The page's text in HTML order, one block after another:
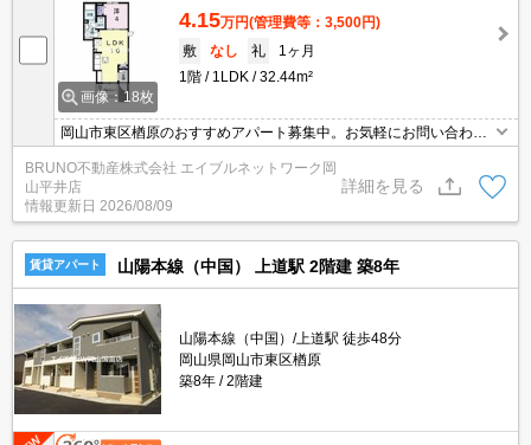
画像：18枚
4.15万円(管理費等：3,500円)
敷
なし 礼
1ヶ月
1階
1LDK 32.44m²
岡山市東区楢原のおすすめアパート募集中。お気軽にお問い合わせ
ください。
BRUNO不動産株式会社 エイブルネットワーク岡
山平井店
情報更新日 2026/08/09
詳細を見る
賃貸アパート 山陽本線（中国） 上道駅 2階建 築8年
山陽本線（中国）/上道駅 徒歩48分
岡山県岡山市東区楢原
築8年
2階建